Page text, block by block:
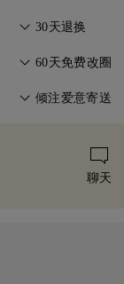
无论您住在哪
险地将您的商
使用马尔卡-阿
内退货或换货。
30天退换
如您不完全满
60天免费改圈
为确保完美佩
倾注爱意寄送
盒中，精美包
聊天